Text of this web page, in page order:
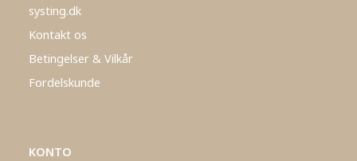
systing.dk
Kontakt os
Betingelser & Vilkår
Fordelskunde
KONTO